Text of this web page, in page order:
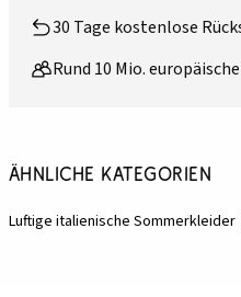
30 Tage kostenlose
Rund 10 Mio.
Ähnliche Kategorien
Luftige italienische Sommerkleider